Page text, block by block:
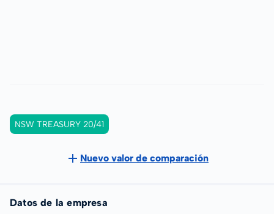
NSW TREASURY 20/41
Nuevo valor de comparación
Datos de la empresa